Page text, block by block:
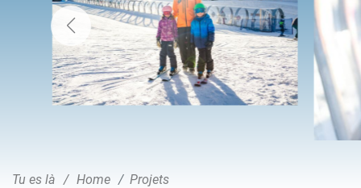
Tu es là Home Projets